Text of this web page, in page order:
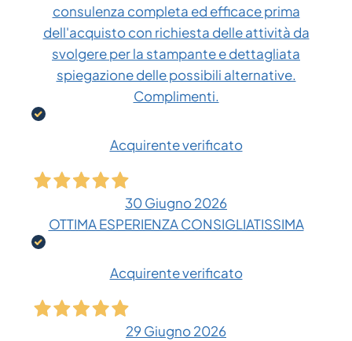
consulenza completa ed efficace prima
dell'acquisto con richiesta delle attività da
svolgere per la stampante e dettagliata
spiegazione delle possibili alternative.
Complimenti.
Acquirente verificato
30 Giugno 2026
OTTIMA ESPERIENZA CONSIGLIATISSIMA
Acquirente verificato
29 Giugno 2026